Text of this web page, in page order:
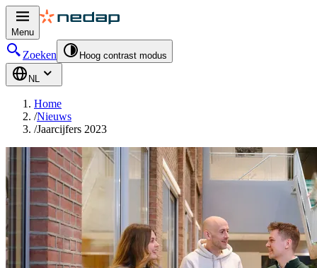
Menu
Zoeken Hoog contrast modus
NL
Home
/Nieuws
/Jaarcijfers 2023